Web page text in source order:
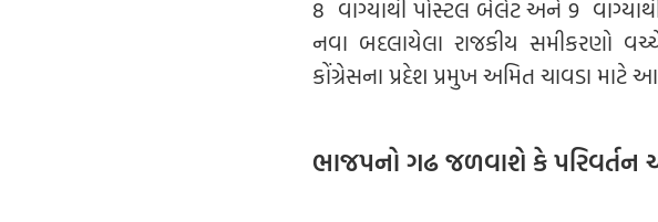
8 વાગ્યાથી પોસ્ટલ બેલેટ અને 9
નવા બદલાયેલા રાજકીય સમીકરણો
કોંગ્રેસના પ્રદેશ પ્રમુખ અમિત ચાવડા માટે
ભાજપનો ગઢ જળવાશે કે